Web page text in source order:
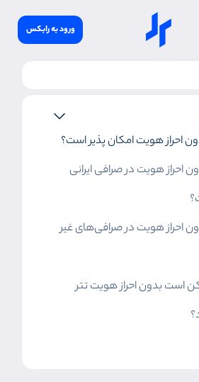
ورود به رابکس
احراز هویت امکان پذیر است؟
احراز هویت در صرافی ایرانی
احراز هویت در صرافی‌‌های غیر
است بدون احراز هویت تتر